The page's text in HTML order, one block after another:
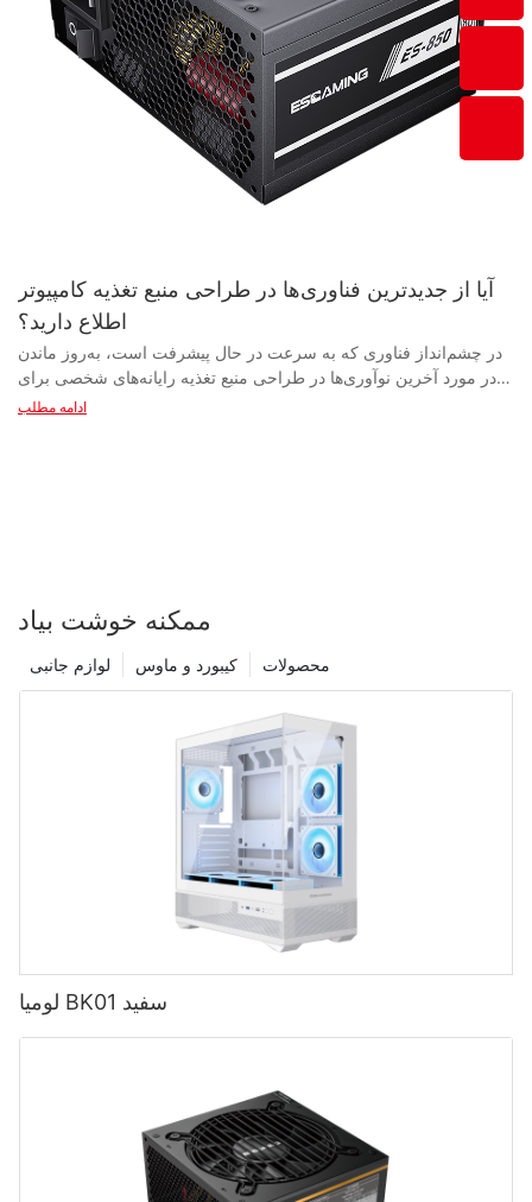
آیا از جدیدترین فناوری‌ها در طراحی منبع تغذیه کامپیوتر
اطلاع دارید؟
در چشم‌انداز فناوری که به سرعت در حال پیشرفت است، به‌روز ماندن در مورد آخرین نوآوری‌ها در طراحی منبع تغذیه رایانه‌های شخصی برای بهینه‌سازی عملکرد و کارایی ضروری است. از طراحی‌های ماژولار گرفته تا نظارت بر توان دیجیتال، فناوری‌های پیشرفته بی‌شماری وجود دارند که آینده محاسبات رومیزی را شکل می‌دهند. در این مقاله آموزنده، آخرین روندها و پیشرفت‌ها در طراحی منبع تغذیه رایانه‌های شخصی را کشف کنید. - مروری بر طراحی منبع تغذیه کامپیوتر منبع تغذیه کامپیوتر جزء حیاتی در هر سیستم کامپیوتری است که وظیفه تأمین انرژی الکتریکی لازم برای اطمینان از عملکرد صحیح همه اجزای سخت‌افزاری را بر عهده دارد. در سال‌های اخیر، پیشرفت‌های چشمگیری در طراحی و فناوری منبع تغذیه کامپیوتر حاصل شده است که منجر به بهبود کارایی، قابلیت اطمینان و عملکرد شده است. یکی از روندهای کلیدی در طراحی منبع تغذیه کامپیوتر، حرکت به سمت واحدهای کوچک‌تر و فشرده‌تر است. با فشرده‌تر و کم‌حجم‌تر شدن کیس‌های کامپیوتر، تولیدکنندگان منبع تغذیه مجبور شده‌اند خود را با ساخت واحدهای کوچک‌تر و کارآمدتر که بتوانند در این کیس‌های کوچک‌تر جای بگیرند، وفق دهند. این امر منجر به توسعه فرم فاکتورهای SFX و TFX شده است که به طور خاص برای استفاده در کیس‌های فشرده طراحی شده‌اند. یکی دیگر از روندهای مهم در طراحی منبع تغذیه کامپیوتر، تمرکز بر بهره‌وری است. منبع تغذیه‌های مدرن به گونه‌ای طراحی می‌شوند که از نظر انرژی کارآمدتر باشند، که نه تنها به کاهش مصرف برق و کاهش هزینه‌های برق کمک می‌کند، بلکه باعث کاهش تولید گرما و بهبود پایداری کلی سیستم نیز می‌شود. تولیدکنندگان منبع تغذیه دائماً در تلاشند تا بهره‌وری واحدهای خود را بهبود بخشند، و بسیاری از آنها اکنون گواهینامه 80 Plus را برای محصولات خود ارائه می‌دهند. تولیدکنندگان منبع تغذیه همچنین فناوری‌های جدیدی را در طراحی‌های خود به کار می‌گیرند تا عملکرد و قابلیت اطمینان را بهبود بخشند. یکی از این فناوری‌ها، کابل‌کشی ماژولار است که به کاربران اجازه می‌دهد فقط کابل‌های مورد نیاز خود را متصل کنند و از شلوغی داخل کیس بکاهند و جریان هوا را بهبود بخشند. این امر نه تنها باعث ایجاد ساختاری تمیزتر و منظم‌تر می‌شود، بلکه به بهبود خنک‌کنندگی سیستم و عملکرد کلی آن نیز کمک می‌کند. یکی دیگر از فناوری‌های مهمی که در منابع تغذیه کامپیوتر شخصی گنجانده می‌شود، اصلاح ضریب توان فعال (PFC) است. این فناوری با اصلاح ضریب توان ورودی برق، به بهبود راندمان کلی منبع تغذیه کمک می‌کند. این امر نه تنها اتلاف انرژی را کاهش می‌دهد، بلکه به محافظت از منبع تغذیه و سایر اجزا در برابر نوسانات و افزایش ناگهانی ولتاژ برق نیز کمک می‌کند. به طور کلی، جدیدترین فناوری‌ها در طراحی منبع تغذیه کامپیوتر بر بهبود کارایی، قابلیت اطمینان و عملکرد متمرکز شده‌اند. تولیدکنندگان منبع تغذیه دائماً در حال نوآوری و بهبود محصولات خود هستند تا نیازهای رو به رشد سیستم‌های کامپیوتری مدرن را برآورده کنند. با آگاهی از آخرین پیشرفت‌ها در طراحی منبع تغذیه کامپیوتر، کاربران می‌توانند از عملکرد روان و کارآمد سیستم‌های خود اطمینان حاصل کنند. - پیشرفت در بهره‌وری و عملکرد توان در سال‌های اخیر، دنیای طراحی منبع تغذیه کامپیوتر شخصی شاهد پیشرفت‌های چشمگیری در بهره‌وری و عملکرد توان بوده است. این امر به دلیل افزایش تقاضا برای سیستم‌های محاسباتی قدرتمندتر و کم‌مصرف‌تر بوده است. در نتیجه، تأمین‌کنندگان و تولیدکنندگان منبع تغذیه بی‌وقفه تلاش کرده‌اند تا فناوری‌های جدیدی را توسعه دهند که بتوانند این نیازها را برآورده کنند. یکی از پیشرفت‌های کلیدی در طراحی منبع تغذیه کامپیوتر شخصی، توسعه اجزای کارآمدتر و قابل اعتمادتر است. تولیدکنندگان منبع تغذیه دائماً در حال تحقیق و آزمایش مواد و طرح‌های جدید برای بهبود راندمان محصولات خود هستند. این امر منجر به ایجاد منابع تغذیه‌ای شده است که نه تنها از نظر مصرف انرژی کارآمدتر هستند، بلکه قابل اعتمادتر و بادوام‌تر نیز می‌باشند. یکی دیگر از پیشرفت‌های مهم در طراحی منبع تغذیه کامپیوتر شخصی، ادغام فناوری هوشمند است. منابع تغذیه اکنون به حسگرها و سیستم‌های نظارتی مجهز شده‌اند که می‌توانند خروجی برق را بر اساس نیاز سیستم تنظیم کنند. این امر نه تنها راندمان را بهبود می‌بخشد، بلکه عمر منبع تغذیه و اجزای متصل به آن را نیز افزایش می‌دهد. علاوه بر این، تولیدکنندگان منبع تغذیه نیز بر روی طراحی‌های ماژولار تمرکز می‌کنند. این امر به کاربران اجازه می‌دهد تا منبع تغذیه خود را متناسب با نیازهای خاص خود سفارشی کنند و در صورت نیاز قطعات را اضافه یا حذف کنند. این امر نه تنها کارایی منبع تغذیه را بهبود می‌بخشد، بلکه ارتقاء یا تعمیر آن را نیز آسان‌تر می‌کند. علاوه بر این پیشرفت‌ها، تأمین‌کنندگان منبع تغذیه بر بهبود عملکرد کلی محصولات خود نیز تمرکز دارند. این شامل افزایش توان خروجی، بهبود تنظیم ولتاژ و کاهش نویز و انتشار گرما می‌شود. این پیشرفت‌ها نه تنها تجربه کاربری بهتری را ایجاد می‌کنند، بلکه تضمین می‌کنند که منبع تغذیه می‌تواند نیازهای سیستم‌های محاسباتی مدرن را برآورده کند. در مجموع، جدیدترین فناوری‌ها در طراحی منبع تغذیه کامپیوتر، انقلابی در نحوه تفکر ما در مورد راندمان و عملکرد برق ایجاد کرده‌اند. تأمین‌کنندگان و تولیدکنندگان منبع تغذیه دائماً در حال جابه‌جایی مرزهای ممکن هستند و این امر منجر به تولید محصولات کارآمدتر، قابل اعتمادتر و قدرتمندتر می‌شود. چه یک کاربر معمولی باشید و چه یک گیمر حرفه‌ای، داشتن یک منبع تغذیه با کیفیت بالا برای بهره‌مندی هرچه بیشتر از کامپیوترتان ضروری است. حتماً آخرین پیشرفت‌ها در طراحی منبع تغذیه کامپیوتر را زیر نظر داشته باشید، زیرا مطمئناً تأثیر قابل توجهی بر آینده محاسبات خواهند داشت. - تأثیر فناوری‌های جدید بر منابع تغذیه کامپیوتر در چشم‌انداز فناوری که به سرعت در حال تحول است، صنعت منبع تغذیه نیز دائماً در حال نوآوری است تا با نیازهای فناوری‌های جدید همگام شود. یکی از حوزه‌های کلیدی که در سال‌های اخیر پیشرفت‌های چشمگیری داشته است، طراحی منبع تغذیه کامپیوتر شخصی است. تأثیر فناوری‌های جدید بر منابع تغذیه کامپیوتر شخصی را نمی‌توان نادیده گرفت، زیرا این پیشرفت‌ها نه تنها کارایی و عملکرد منابع تغذیه را بهبود بخشیده‌اند، بلکه شیوه طراحی و تولید آنها را نیز متحول کرده‌اند. تأمین‌کنندگان و تولیدکنندگان منبع تغذیه در خط مقدم این نوآوری‌ها هستند و دائماً مرزهای ممکن را از نظر تحویل و بهره‌وری برق جابجا می‌کنند. یکی از مهم‌ترین پیشرفت‌ها در طراحی منبع تغذیه کامپیوتر شخصی، تغییر به سمت اجزای کم‌مصرف‌تر و سازگارتر با محیط زیست است. این شامل استفاده از فناوری‌های تبدیل برق با راندمان بالا مانند منبع تغذیه دیجیتال است که قادر به بهینه‌سازی تحویل برق بر اساس نیازهای بار خاص یک سیستم هستند. یکی دیگر از پیشرفت‌های کلیدی در طراحی منبع تغذیه کامپیوتر، ادغام ویژگی‌های پیشرفته مدیریت توان است که امکان کنترل و نظارت بهتر بر مصرف برق را فراهم می‌کند. این شامل ویژگی‌هایی مانند اصلاح ضریب توان است که به اطمینان از استفاده کارآمد از برق کمک می‌کند، و همچنین مکانیسم‌های محافظت در برابر جریان بیش از حد و محافظت در برابر نوسانات برق برای محافظت در برابر آسیب‌های احتمالی به قطعات. تولیدکنندگان منبع تغذیه همچنین در حال بررسی مواد و فرآیندهای تولید جدید برای ایجاد منابع تغذیه‌ای هستند که نه تنها کارآمدتر، بلکه فشرده‌تر و سبک‌تر نیز باشند. به عنوان مثال، استفاده از ترانزیستورهای گالیوم نیترید (GaN) در طراحی منبع تغذیه، امکان تحویل برق کوچکتر و کارآمدتر و همچنین کاهش تولید گرما و بهبود قابلیت اطمینان کلی را فراهم کرده است. ادغام مفاهیم طراحی ماژولار در منابع تغذیه کامپیوتر شخصی، روند دیگری است که در صنعت مورد توجه قرار گرفته است. این امر امکان انعطاف‌پذیری بیشتر از نظر پیکربندی سیستم و قابلیت ارتقاء را فراهم می‌کند، زیرا کاربران می‌توانند به راحتی اجزای جداگانه را بدون نیاز به تعویض کل واحد منبع تغذیه، تعویض کنند. این امر نه تنها هزینه‌ها را کاهش می‌دهد، بلکه طول عمر منبع تغذیه را نیز افزایش می‌دهد، زیرا اجزا می‌توانند در صورت نیاز تعویض یا ارتقاء داده شوند. در مجموع، تأثیر فناوری‌های جدید بر منابع تغذیه رایانه‌های شخصی واضح است - منابع تغذیه نسبت به گذشته کارآمدتر، قابل اعتمادتر و متنوع‌تر می‌شوند. تأمین‌کنندگان و تولیدکنندگان منبع تغذیه در نوآوری در طراحی و ساخت این اجزای ضروری پیشرو هستند و تضمین می‌کنند که نیازهای برق سیستم‌های محاسباتی مدرن با بالاترین استانداردهای عملکرد و قابلیت اطمینان برآورده می‌شود. - روندهای طراحی منبع تغذیه برای رایانه‌های شخصی مخصوص بازی در سال‌های اخیر، دنیای کامپیوترهای گیمینگ شاهد پیشرفت‌های چشمگیری در طراحی منبع تغذیه بوده است. با پیشرفت روزافزون فناوری، تقاضا برای قطعات کارآمدتر و قدرتمندتر از همیشه افزایش یافته است. تولیدکنندگان منبع تغذیه به سرعت با این روندها سازگار شده‌اند و راه‌حل‌های نوآورانه‌ای را برای رفع نیازهای گیمرها ارائه می‌دهند. یکی از روندهای کلیدی در طراحی منبع تغذیه برای رایانه‌های شخصی مخصوص بازی، حرکت به سمت گزینه‌های کارآمدتر و پایدارتر است. با افزایش نگرانی‌ها در مورد مصرف انرژی و تأثیرات زیست‌محیطی، تولیدکنندگان منبع تغذیه بر تولید محصولاتی با بهره‌وری انرژی و سازگار با محیط زیست تمرکز کرده‌اند. این شامل استفاده از اجزای کارآمدتر، مانند خازن‌های با کیفیت بالا و سیستم‌های مدیریت توان، و همچنین توسعه منبع تغذیه‌هایی است که با استانداردهای سختگیرانه بهره‌وری انرژی مطابقت دارند. یکی دیگر از روندهای طراحی منبع تغذیه برای رایانه‌های شخصی مخصوص بازی، استفاده از طرح‌های ماژولار است. منبع تغذیه‌های ماژولار به گیمرها این امکان را می‌دهند که واحدهای منبع تغذیه خود را متناسب با نیازهای خاص خود سفارشی کنند. این بدان معناست که گیمرها می‌توانند کابل‌ها و کانکتورهایی را انتخاب کنند که به بهترین وجه با سیستم آنها مطابقت داشته باشد، که باعث کاهش بی‌نظمی و بهبود جریان هوا در سیستم می‌شود. برخی از تولیدکنندگان منبع تغذیه حتی منبع تغذیه‌های ماژولار را با گزینه‌های نورپردازی RGB قابل تنظیم ارائه می‌دهند و به گیمرها اجازه می‌دهند تا کمی شخصی‌سازی به تجهیزات بازی خود اضافه کنند. علاوه بر کارایی و ماژولار بودن، تولیدکنندگان منبع تغذیه بر بهبود عملکرد کلی و قابلیت اطمینان محصولات خود نیز تمرکز دارند. این شامل استفاده از قطعات با کیفیت بالا، مانند خازن‌های ژاپنی و چوک‌های درجه یک، و همچنین پیاده‌سازی ویژگی‌های ایمنی پیشرفته، مانند محافظت در برابر جریان بیش از حد و محافظت در برابر ولتاژ بیش از حد می‌شود. تولیدکنندگان منبع تغذیه با سرمایه‌گذاری در این فناوری‌ها، اطمینان حاصل می‌کنند که گیمرها می‌توانند از یک منبع تغذیه پایدار و قابل اعتماد که نیازهای آنها را برای سال‌های آینده برآورده می‌کند، لذت ببرند. با افزایش تقاضا برای رایانه‌های شخصی قدرتمندتر برای بازی، تولیدکنندگان منبع تغذیه نیز در حال بررسی فناوری‌های جدید برای برآورده کردن این نیازها هستند. یکی از این فناوری‌ها، منبع تغذیه دیجیتال است که دقت و کنترل بیشتری بر تنظیم ولتاژ و تحویل برق ارائه می‌دهد. این منبع تغذیه دیجیتال به گیمرها این امکان را می‌دهد که سیستم‌های خود را برای عملکرد بهینه تنظیم کنند و از این طریق بیشترین بهره را از سخت‌افزار خود ببرند. به طور کلی، آخرین روندها در طراحی منبع تغذیه برای رایانه‌های شخصی مخصوص بازی بر کارایی، ماژولار بودن، عملکرد و قابلیت اطمینان متمرکز شده‌اند. تولیدکنندگان منبع تغذیه با سرمایه‌گذاری در این فناوری‌ها، ابزارهایی را که گیمرها برای ساخت تجهیزات بازی قدرتمند و پای
ادامه مطلب
ممکنه خوشت بیاد
محصولات کیبورد و ماوس لوازم جانبی
لومیا BK01 سفید